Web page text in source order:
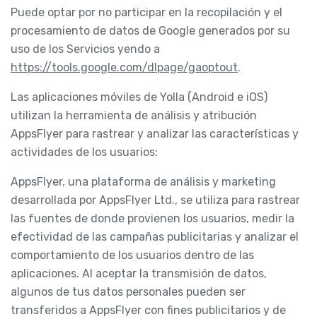
Puede optar por no participar en la recopilación y el
procesamiento de datos de Google generados por su
uso de los Servicios yendo a
https://tools.google.com/dlpage/gaoptout.
Las aplicaciones móviles de Yolla (Android e iOS)
utilizan la herramienta de análisis y atribución
AppsFlyer para rastrear y analizar las características y
actividades de los usuarios:
AppsFlyer, una plataforma de análisis y marketing
desarrollada por AppsFlyer Ltd., se utiliza para rastrear
las fuentes de donde provienen los usuarios, medir la
efectividad de las campañas publicitarias y analizar el
comportamiento de los usuarios dentro de las
aplicaciones. Al aceptar la transmisión de datos,
algunos de tus datos personales pueden ser
transferidos a AppsFlyer con fines publicitarios y de